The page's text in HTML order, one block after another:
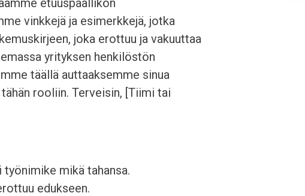
etuuspäällikön
vinkkejä ja esimerkkejä, jotka
joka erottuu ja vakuuttaa
yrityksen henkilöstön
täällä auttaaksemme sinua
rooliin. Terveisin, [Tiimi tai
mikä tahansa.
edukseen.